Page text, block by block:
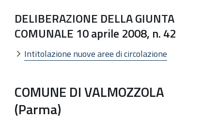
DELIBERAZIONE DELLA GIUNTA
COMUNALE 10 aprile 2008, n. 42
Intitolazione nuove aree di circolazione
COMUNE DI VALMOZZOLA
(Parma)